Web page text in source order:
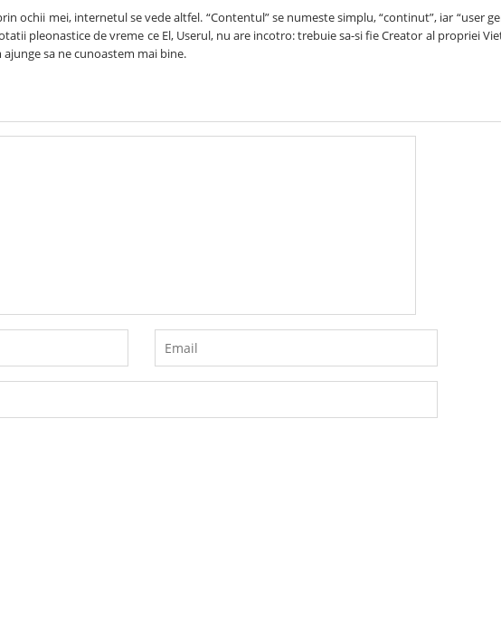
ochii mei, internetul se vede altfel. “Contentul” se numeste simplu, “continut”, iar “user
pleonastice de vreme ce El, Userul, nu are incotro: trebuie sa-si fie Creator al propriei
ajunge sa ne cunoastem mai bine.